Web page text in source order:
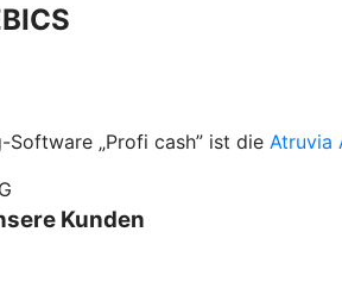
Software „Profi cash” ist die Atruvia
Kunden